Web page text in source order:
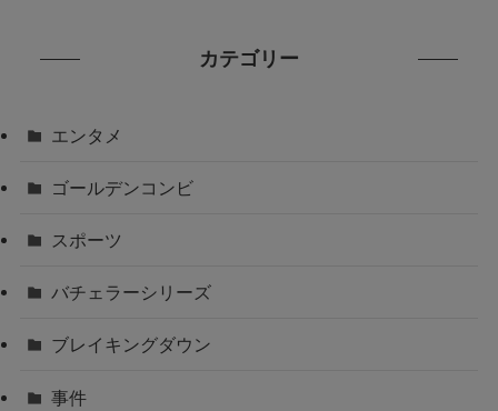
カテゴリー
エンタメ
ゴールデンコンビ
スポーツ
バチェラーシリーズ
ブレイキングダウン
事件